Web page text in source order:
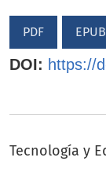
PDF EPUB
DOI: https://
Tecnología y